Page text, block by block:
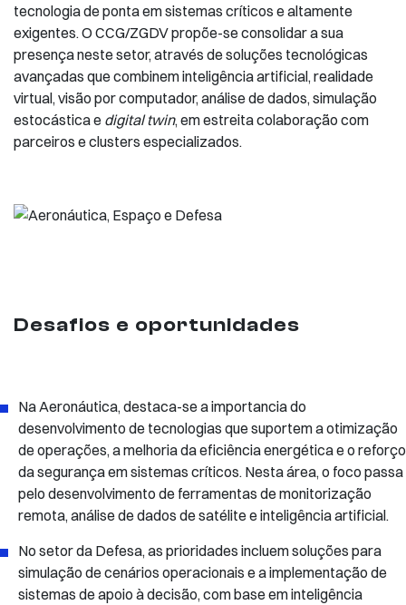
tecnologia de ponta em sistemas críticos e altamente
exigentes. O CCG/ZGDV propõe-se consolidar a sua
presença neste setor, através de soluções tecnológicas
avançadas que combinem inteligência artificial, realidade
virtual, visão por computador, análise de dados, simulação
estocástica e digital twin, em estreita colaboração com
parceiros e clusters especializados.
Desafios e oportunidades
Na Aeronáutica, destaca-se a importancia do
desenvolvimento de tecnologias que suportem a otimização
de operações, a melhoria da eficiência energética e o reforço
da segurança em sistemas críticos. Nesta área, o foco passa
pelo desenvolvimento de ferramentas de monitorização
remota, análise de dados de satélite e inteligência artificial.
No setor da Defesa, as prioridades incluem soluções para
simulação de cenários operacionais e a implementação de
sistemas de apoio à decisão, com base em inteligência